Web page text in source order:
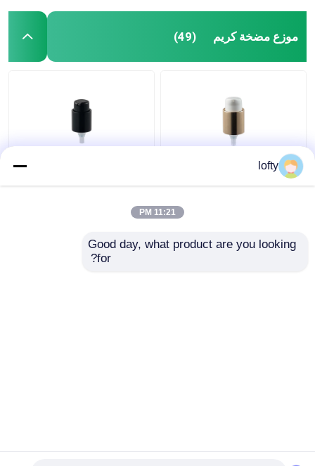
موزع مضخة كريم (49)
الألومنيوم اختتام البلاستيك
مضخة 24 410 البلاستيك
افضل سعر
البنفسجية إغلاق مع مفتاح
اليسار الصحيح
افضل سعر
lofty
11:21 PM
Good day, what product are you looking
for?